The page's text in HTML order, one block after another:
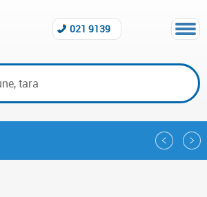
021 9139